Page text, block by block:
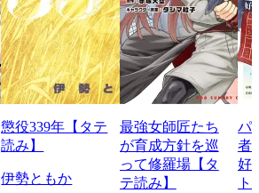
懲役339年【タテ
読み】
伊勢ともか
最強女師匠たち
が育成方針を巡
って修羅場【タ
テ読み】
パ
者
好
ト